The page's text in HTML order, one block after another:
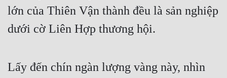
lớn của Thiên Vận thành đều là sản nghiệp
dưới cờ Liên Hợp thương hội.
Lấy đến chín ngàn lượng vàng này, nhìn